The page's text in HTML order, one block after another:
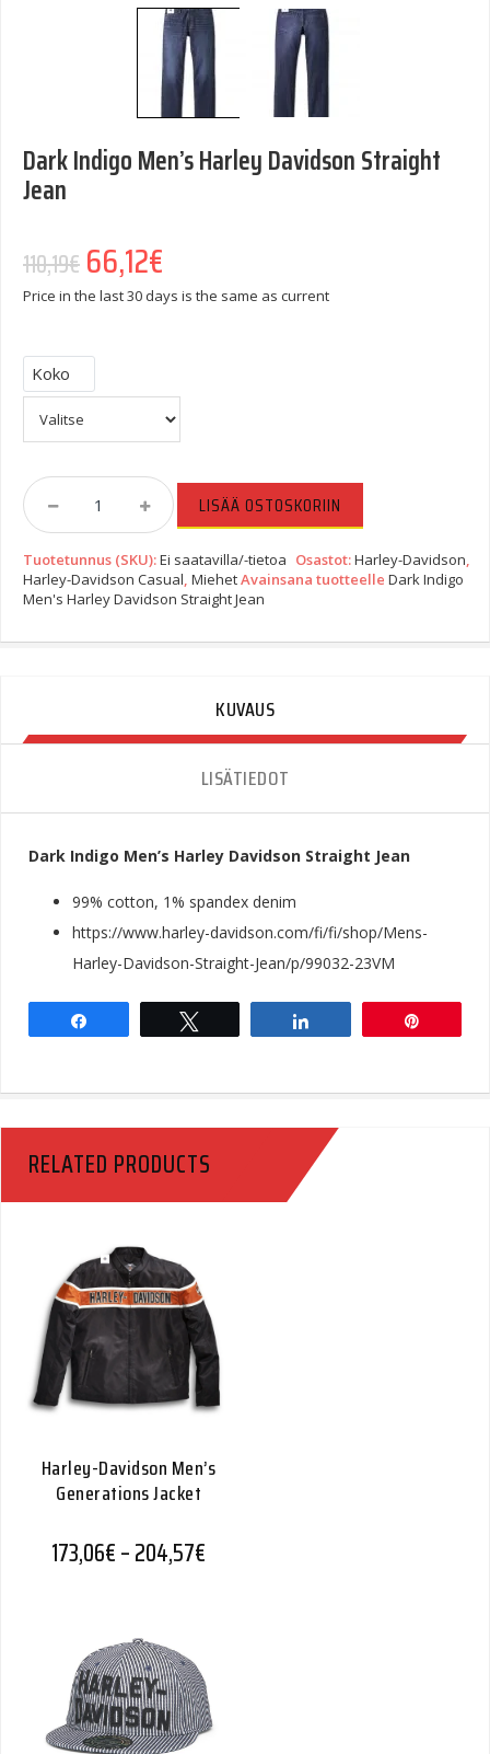
Dark Indigo Men’s Harley Davidson Straight
Jean
110,19€ Alkuperäinen hinta oli: 110,19€.
66,12€
Price in the last 30 days is the same as current
Koko
Dark
Indigo
Harley
Davidson
Straight
LISÄÄ OSTOSKORIIN
Tuotetunnus (SKU):Ei saatavilla/-tietoa Osastot:Harley-Davidson
Harley-Davidson Casual MiehetAvainsana tuotteelle Dark Indigo
Men's Harley Davidson Straight Jean
KUVAUS
LISÄTIEDOT
Dark Indigo Men’s Harley Davidson Straight Jean
99% cotton, 1% spandex denim
https://www.harley-davidson.com/fi/fi/shop/Mens-
Harley-Davidson-Straight-Jean/p/99032-23VM
RELATED PRODUCTS
Harley-Davidson Men’s
Generations Jacket
173,06€–204,57€